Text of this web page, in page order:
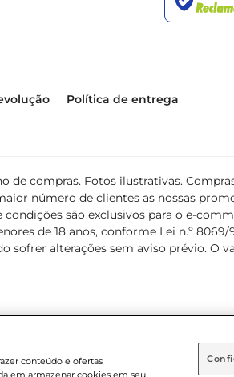
Política de entrega
de compras. Fotos ilustrativas.
número de clientes as nossas
são exclusivos para o e-
de 18 anos, conforme Lei n.º
sofrer alterações sem aviso prévio. O
conteúdo e ofertas
em armazenar cookies em seu